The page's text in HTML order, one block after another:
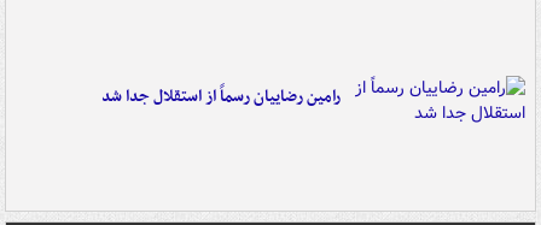
رامین رضاییان رسماً از استقلال جدا شد